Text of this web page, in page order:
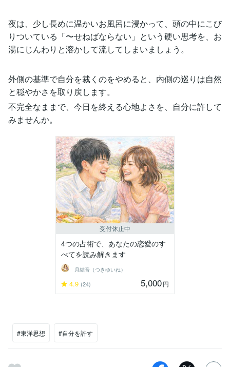
夜は、少し長めに温かいお風呂に浸かって、頭の中にこび
りついている「〜せねばならない」という硬い思考を、お
湯にじんわりと溶かして流してしまいましょう。
外側の基準で自分を裁くのをやめると、内側の巡りは自然
と穏やかさを取り戻します。
不完全なままで、今日を終える心地よさを、自分に許して
みませんか。
受付休止中
4つの占術で、あなたの恋愛のす
べてを読み解きます
月結音（つきゆいね）
4.9 (24) 5,000円
#東洋思想 #自分を許す